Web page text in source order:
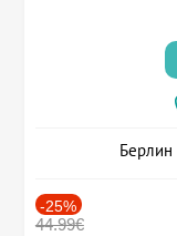
Берлин
-25%
44.99€